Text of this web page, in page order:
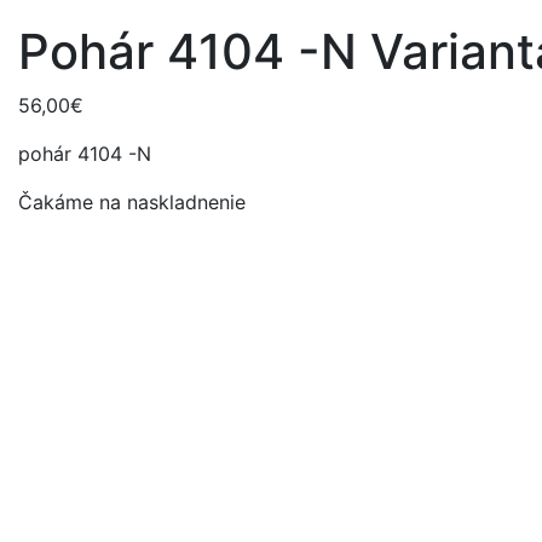
Pohár 4104 -N
56,00€
pohár 4104 -N
Čakáme na naskladnenie